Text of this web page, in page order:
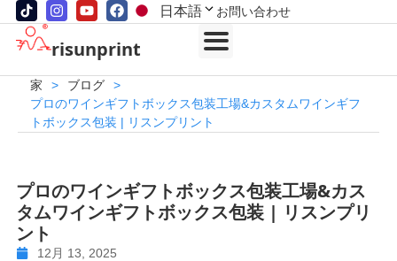
日本語 お問い合わせ
risunprint
家 > ブログ
>
プロのワインギフトボックス包装工場&カスタムワインギフ
トボックス包装 | リスンプリント
プロのワインギフトボックス包装工場&カス
タムワインギフトボックス包装 | リスンプリ
ント
12月 13, 2025